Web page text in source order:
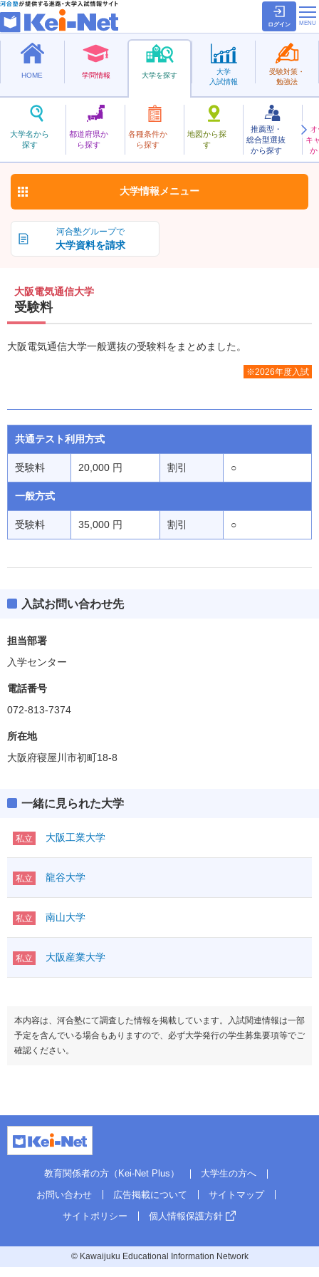
ログイン
HOME 学問情報 大学を探す
大学名から
探す
都道府県か
ら探す
各種条件か
ら探す
地図から探
す
推薦型・
総合型選抜
から探す
キ
か
大学
入試情報
受験対策・
勉強法
私立
おおさかでんきつうしん
大阪電気通信大学 お気に入り
河合塾グループで
大学資料を請求
大学情報 メニュー
大阪電気通信大学
受験料
大阪電気通信大学一般選抜の受験料をまとめました。
※2026年度入試
共通テスト利用方式
受験料 20,000 円 割引 ○
一般方式
受験料 35,000 円 割引 ○
入試お問い合わせ先
担当部署
入学センター
電話番号
072-813-7374
所在地
大阪府寝屋川市初町18-8
一緒に見られた大学
私立 大阪工業大学
私立 龍谷大学
私立 南山大学
私立 大阪産業大学
本内容は、河合塾にて調査した情報を掲載しています。入試関連情報は一部
予定を含んでいる場合もありますので、必ず大学発行の学生募集要項等でご
確認ください。
教育関係者の方（Kei-Net Plus）
大学生の方へ
お問い合わせ
広告掲載について
サイトマップ
サイトポリシー
個人情報保護方針
© Kawaijuku Educational Information Network